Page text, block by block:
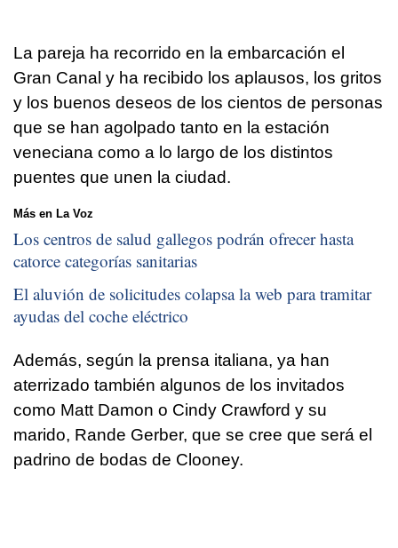
La pareja ha recorrido en la embarcación el
Gran Canal y ha recibido los aplausos, los gritos
y los buenos deseos de los cientos de personas
que se han agolpado tanto en la estación
veneciana como a lo largo de los distintos
puentes que unen la ciudad.
Más en La Voz
Los centros de salud gallegos podrán ofrecer hasta
catorce categorías sanitarias
El aluvión de solicitudes colapsa la web para tramitar
ayudas del coche eléctrico
Además, según la prensa italiana, ya han
aterrizado también algunos de los invitados
como Matt Damon o Cindy Crawford y su
marido, Rande Gerber, que se cree que será el
padrino de bodas de Clooney.